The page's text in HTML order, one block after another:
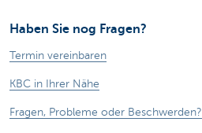
Haben Sie nog Fragen?
Termin vereinbaren
KBC in Ihrer Nähe
Fragen, Probleme oder Beschwerden?